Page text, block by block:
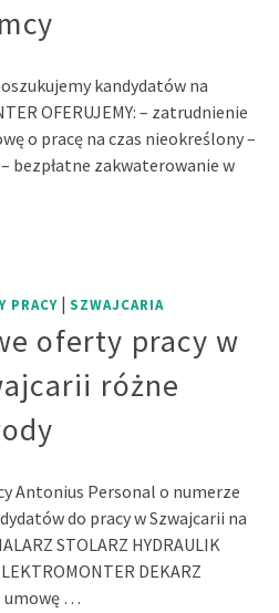
kandydatów na
OFERUJEMY: – zatrudnienie
o pracę na czas nieokreślony –
bezpłatne zakwaterowanie w
PRACY |SZWAJCARIA
oferty pracy w
różne
Antonius Personal o numerze
do pracy w Szwajcarii na
STOLARZ HYDRAULIK
DEKARZ
umowę …